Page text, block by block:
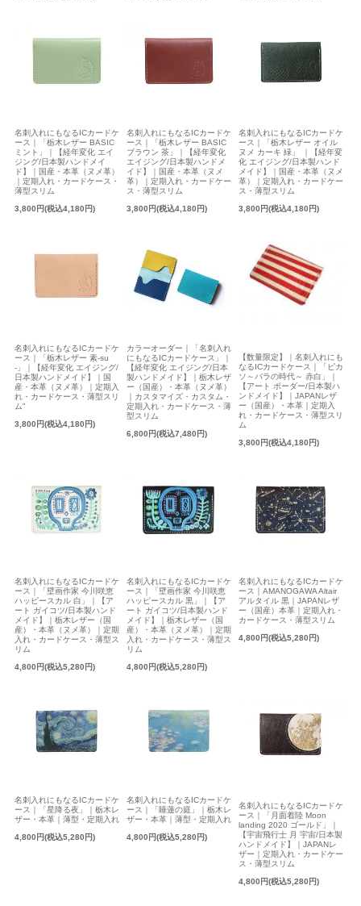
名刺入れにもなるICカードケ
ース｜「栃木レザー BASIC
ミント」｜【経年変化 エイ
ジング/日本製ハンドメイ
ド】｜国産・本革（ヌメ革）
｜定期入れ・カードケース・
薄型スリム
3,800円(税込4,180円)
名刺入れにもなるICカードケ
ース｜「栃木レザー BASIC
ブラウン 茶」｜【経年変化
エイジング/日本製ハンドメ
イド】｜国産・本革（ヌメ
革）｜定期入れ・カードケー
ス・薄型スリム
3,800円(税込4,180円)
名刺入れにもなるICカードケ
ース｜「栃木レザー オイル
ヌメ カーキ 緑」 ｜【経年変
化 エイジング/日本製ハンド
メイド】｜国産・本革（ヌメ
革）｜定期入れ・カードケー
ス・薄型スリム
3,800円(税込4,180円)
名刺入れにもなるICカードケ
ース｜「栃木レザー 素-su
-」｜【経年変化 エイジング/
日本製ハンドメイド】｜国
産・本革（ヌメ革）｜定期入
れ・カードケース・薄型スリ
ム"
3,800円(税込4,180円)
カラーオーダー｜「名刺入れ
にもなるICカードケース」｜
【経年変化 エイジング/日本
製ハンドメイド】｜栃木レザ
ー（国産）・本革（ヌメ革）
｜カスタマイズ・カスタム・
定期入れ・カードケース・薄
型スリム
6,800円(税込7,480円)
【数量限定】｜名刺入れにも
なるICカードケース｜「ピカ
ソ～バラの時代～ 赤白」｜
【アート ボーダー/日本製ハ
ンドメイド】｜JAPANレザ
ー（国産）・本革｜定期入
れ・カードケース・薄型スリ
ム
3,800円(税込4,180円)
名刺入れにもなるICカードケ
ース｜「壁画作家 今川咲恵
ハッピースカル 白」｜【ア
ート ガイコツ/日本製ハンド
メイド】｜栃木レザー（国
産）・本革（ヌメ革）｜定期
入れ・カードケース・薄型ス
リム
4,800円(税込5,280円)
名刺入れにもなるICカードケ
ース｜「壁画作家 今川咲恵
ハッピースカル 黒」｜【ア
ート ガイコツ/日本製ハンド
メイド】｜栃木レザー（国
産）・本革（ヌメ革）｜定期
入れ・カードケース・薄型ス
リム
4,800円(税込5,280円)
名刺入れにもなるICカードケ
ース｜AMANOGAWA Altair
アルタイル 黒｜JAPANレザ
ー（国産）本革｜定期入れ・
カードケース・薄型スリム
4,800円(税込5,280円)
名刺入れにもなるICカードケ
ース｜「星降る夜」｜栃木レ
ザー・本革｜薄型・定期入れ
4,800円(税込5,280円)
名刺入れにもなるICカードケ
ース｜「睡蓮の庭」｜栃木レ
ザー・本革｜薄型・定期入れ
4,800円(税込5,280円)
名刺入れにもなるICカードケ
ース｜「月面着陸 Moon
landing 2020 ゴールド」｜
【宇宙飛行士 月 宇宙/日本製
ハンドメイド】｜JAPANレ
ザー｜定期入れ・カードケー
ス・薄型スリム
4,800円(税込5,280円)